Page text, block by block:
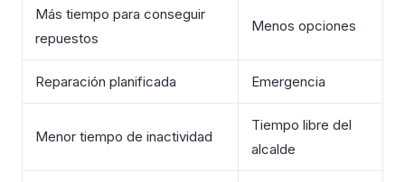
Más tiempo para conseguir
repuestos
Menos opciones
Reparación planificada Emergencia
Menor tiempo de inactividad
Tiempo libre del
alcalde